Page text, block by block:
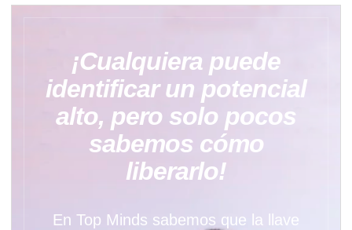
¡Cualquiera puede
identificar un potencial
alto, pero solo pocos
sabemos cómo
liberarlo!
En Top Minds sabemos que la llave